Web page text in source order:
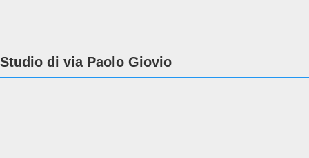
Studio di via Paolo Giovio